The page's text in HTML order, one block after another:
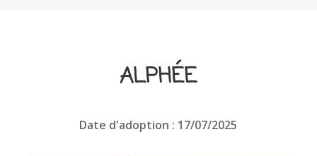
ALPHÉE
Date d'adoption : 17/07/2025